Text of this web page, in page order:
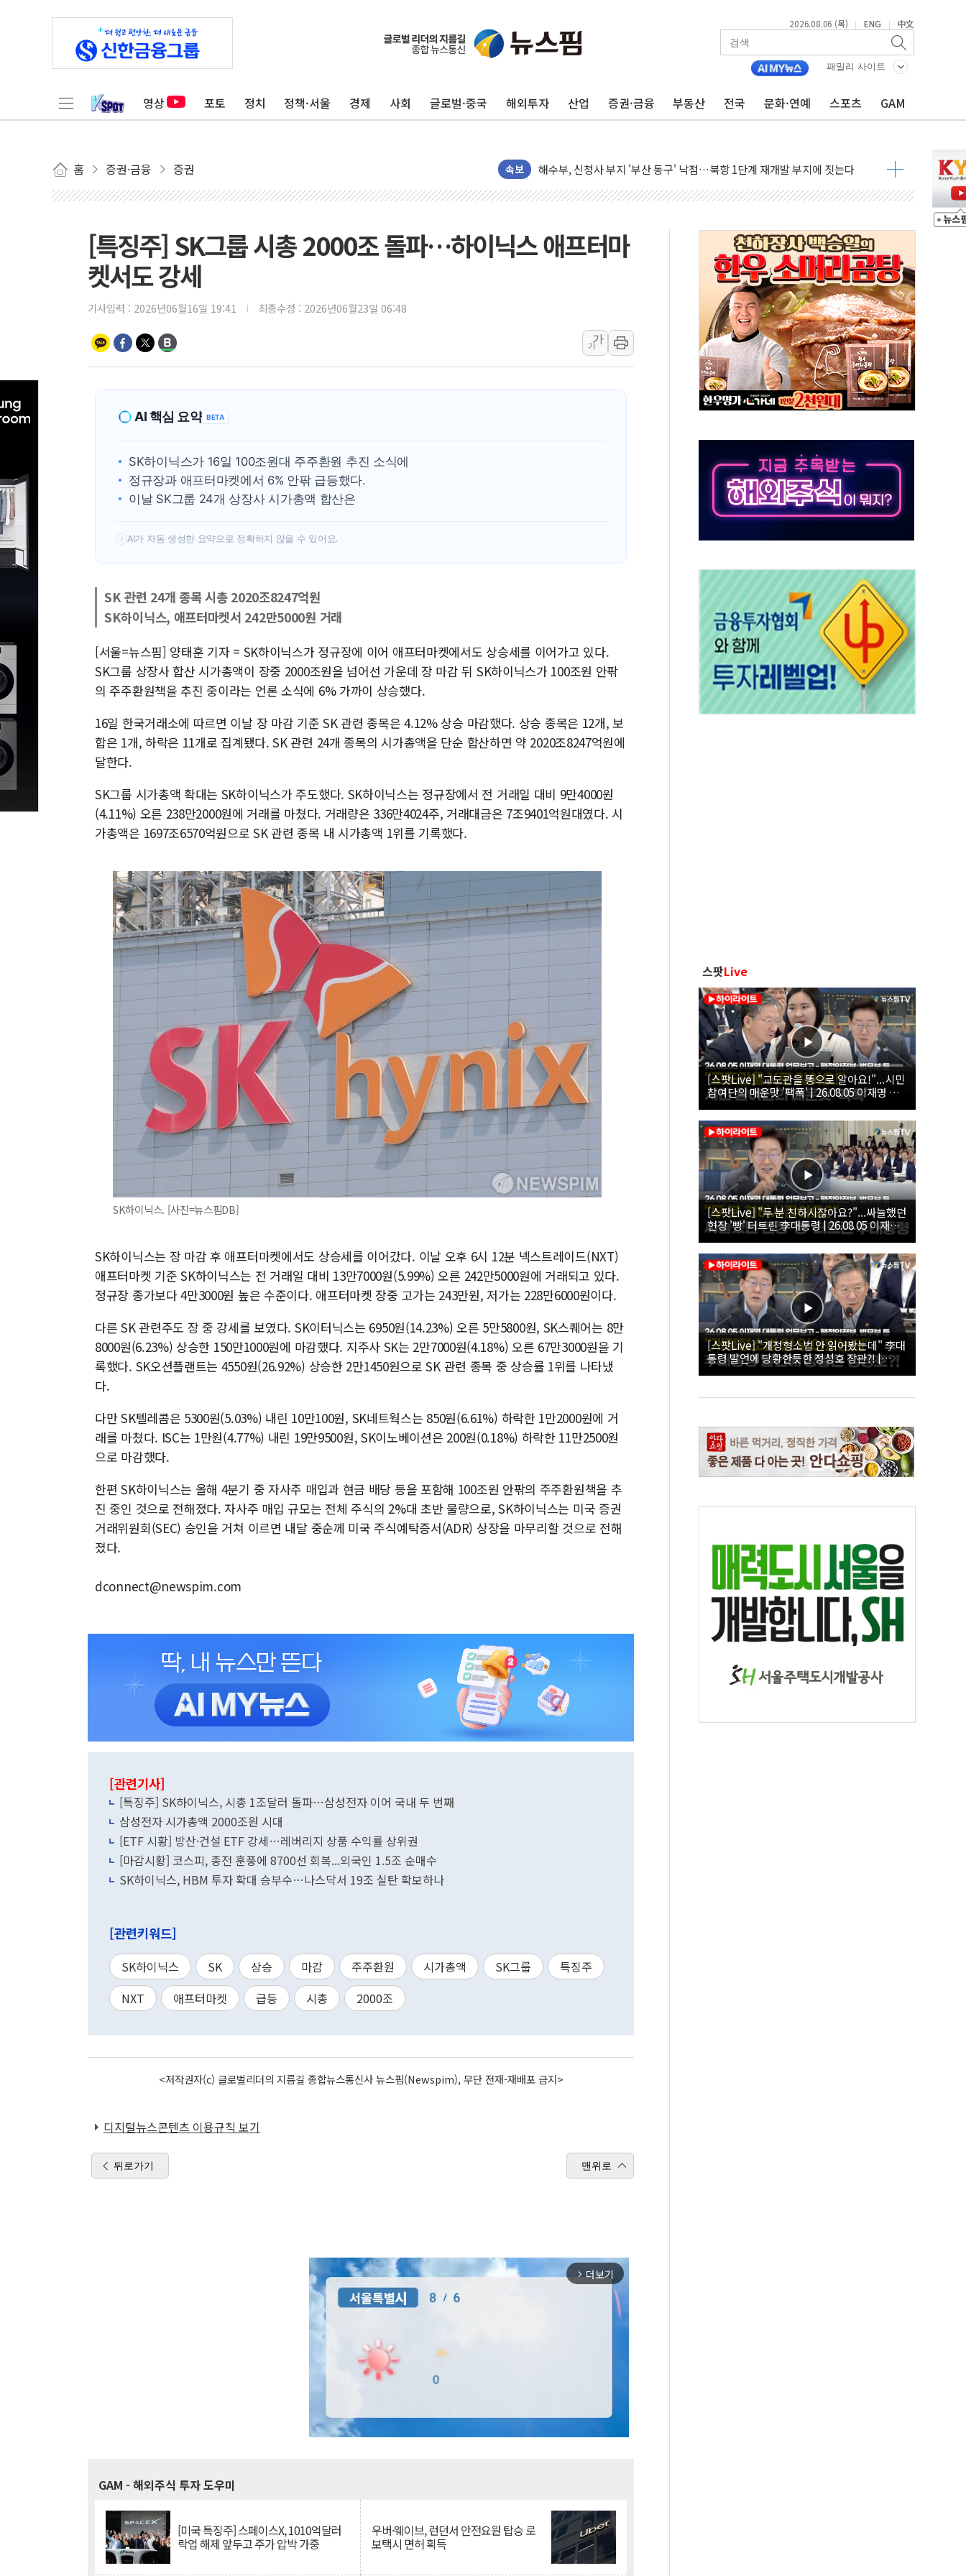
2026.08.06 (목) | ENG | 中文
패밀리 사이트
영상 포토 정치 정책·서울 경제 사회 글로벌·중국 해외투자 산업 증권·금융 부동산 전국 문화·연예 스포츠 GAM
홈 증권·금융 증권 속보
폭염이 부른 갈등…배달기사·카페 점주 '흉기 위협' 시비에 경찰 조사
이문아이파크자이 보류지 14가구 나왔다…'국평' 17억원대
DL이앤씨, AI로 건설현장 위험 예측…안전관리 체계 전면 개편
원희룡, 종합특검 2차 출석…"특검 위법에 단호히 대처할 것"
해수부, 신청사 부지 '부산 동구' 낙점…북항 1단계 재개발 부지에 짓는다
디엑스앤브이엑스, 남미 공공기관과 KRNA 계약
TBH글로벌, 신규 브랜드 '타임아웃' 런던 품평회 개최
피알지에스앤텍, '스케일업 팁스 정책 지정형' 과제 선정
토스증권, 누적 가입자 수 1000만 명 돌파
바이오포트, 필리핀 S&R 멤버십쇼핑에 K-뷰티 공급
파인테크닉스, '넥센타이어 창녕공장 LED 조명 에너지 효율화 사업' 공급계약
신한투자증권, 고객 투자비용 절감 정책 확대
라온시큐어, 정부 블록체인 특성화 대학 지원사업 수행기업 선정
대신증권, 네이버웹툰과 크레온 신규 고객 대상 이벤트 실시
이억원 금융위원장 '단일종목 레버리지 ETF' 관련 피고발
[특징주] SK그룹 시총 2000조 돌파…하이닉스 애프터마
켓서도 강세
기사입력 : 2026년06월16일 19:41 최종수정 : 2026년06월23일 06:48
가
가
AI 핵심 요약 BETA
SK하이닉스가 16일 100조원대 주주환원 추진 소식에
정규장과 애프터마켓에서 6% 안팎 급등했다.
이날 SK그룹 24개 상장사 시가총액 합산은
! AI가 자동 생성한 요약으로 정확하지 않을 수 있어요.
SK 관련 24개 종목 시총 2020조8247억원
SK하이닉스, 애프터마켓서 242만5000원 거래
[서울=뉴스핌] 양태훈 기자 = SK하이닉스가 정규장에 이어 애프터마켓에서도 상승세를 이어가고 있다.
SK그룹 상장사 합산 시가총액이 장중 2000조원을 넘어선 가운데 장 마감 뒤 SK하이닉스가 100조원 안팎
의 주주환원책을 추진 중이라는 언론 소식에 6% 가까이 상승했다.
16일 한국거래소에 따르면 이날 장 마감 기준 SK 관련 종목은 4.12% 상승 마감했다. 상승 종목은 12개, 보
합은 1개, 하락은 11개로 집계됐다. SK 관련 24개 종목의 시가총액을 단순 합산하면 약 2020조8247억원에
달한다.
SK그룹 시가총액 확대는 SK하이닉스가 주도했다. SK하이닉스는 정규장에서 전 거래일 대비 9만4000원
(4.11%) 오른 238만2000원에 거래를 마쳤다. 거래량은 336만4024주, 거래대금은 7조9401억원대였다. 시
가총액은 1697조6570억원으로 SK 관련 종목 내 시가총액 1위를 기록했다.
SK하이닉스. [사진=뉴스핌DB]
SK하이닉스는 장 마감 후 애프터마켓에서도 상승세를 이어갔다. 이날 오후 6시 12분 넥스트레이드(NXT)
애프터마켓 기준 SK하이닉스는 전 거래일 대비 13만7000원(5.99%) 오른 242만5000원에 거래되고 있다.
정규장 종가보다 4만3000원 높은 수준이다. 애프터마켓 장중 고가는 243만원, 저가는 228만6000원이다.
다른 SK 관련주도 장 중 강세를 보였다. SK이터닉스는 6950원(14.23%) 오른 5만5800원, SK스퀘어는 8만
8000원(6.23%) 상승한 150만1000원에 마감했다. 지주사 SK는 2만7000원(4.18%) 오른 67만3000원을 기
록했다. SK오션플랜트는 4550원(26.92%) 상승한 2만1450원으로 SK 관련 종목 중 상승률 1위를 나타냈
다.
다만 SK텔레콤은 5300원(5.03%) 내린 10만100원, SK네트웍스는 850원(6.61%) 하락한 1만2000원에 거
래를 마쳤다. ISC는 1만원(4.77%) 내린 19만9500원, SK이노베이션은 200원(0.18%) 하락한 11만2500원
으로 마감했다.
한편 SK하이닉스는 올해 4분기 중 자사주 매입과 현금 배당 등을 포함해 100조원 안팎의 주주환원책을 추
진 중인 것으로 전해졌다. 자사주 매입 규모는 전체 주식의 2%대 초반 물량으로, SK하이닉스는 미국 증권
거래위원회(SEC) 승인을 거쳐 이르면 내달 중순께 미국 주식예탁증서(ADR) 상장을 마무리할 것으로 전해
졌다.
dconnect@newspim.com
[관련기사]
[특징주] SK하이닉스, 시총 1조달러 돌파…삼성전자 이어 국내 두 번째
삼성전자 시가총액 2000조원 시대
[ETF 시황] 방산·건설 ETF 강세…레버리지 상품 수익률 상위권
[마감시황] 코스피, 종전 훈풍에 8700선 회복...외국인 1.5조 순매수
SK하이닉스, HBM 투자 확대 승부수…나스닥서 19조 실탄 확보하나
[관련키워드]
SK하이닉스 SK 상승 마감 주주환원 시가총액 SK그룹
특징주
NXT
애프터마켓 급등 시총 2000조
<저작권자(c) 글로벌리더의 지름길 종합뉴스통신사 뉴스핌(Newspim), 무단 전재-재배포 금지>
디지털뉴스콘텐츠 이용규칙 보기
뒤로가기 맨위로
arrow_forward_ios 더보기
GAM - 해외주식 투자 도우미
[미국 특징주] 스페이스X, 1010억달러
락업 해제 앞두고 주가 압박 가중
우버·웨이브, 런던서 안전요원 탑승 로
보택시 면허 획득
스팟Live
[스팟Live] "교도관을 똥으로 알아요!"...시민
참여단의 매운맛 '팩폭' | 26.08.05 이재명 대
통령 업무보고 - 행정안전부, 법무부, 국무조
정실, 법제처, 인사혁신처
[스팟Live] "두 분 친하시잖아요?"...싸늘했던
현장 '빵' 터트린 李대통령 | 26.08.05 이재명
대통령 업무보고 - 행정안전부, 법무부 등
[스팟Live] "개정형소법 안 읽어봤는데" 李대
통령 발언에 당황한듯한 정성호 장관?! |
26.08.05 이재명 대통령 업무보고 - 행정안전